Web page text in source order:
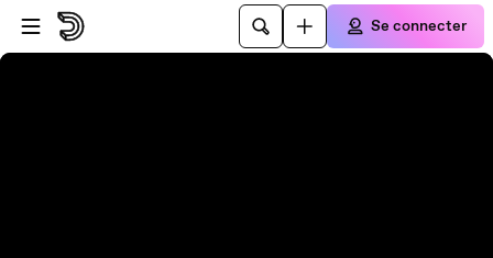
Passer au player
Passer au contenu principal
Se connecter